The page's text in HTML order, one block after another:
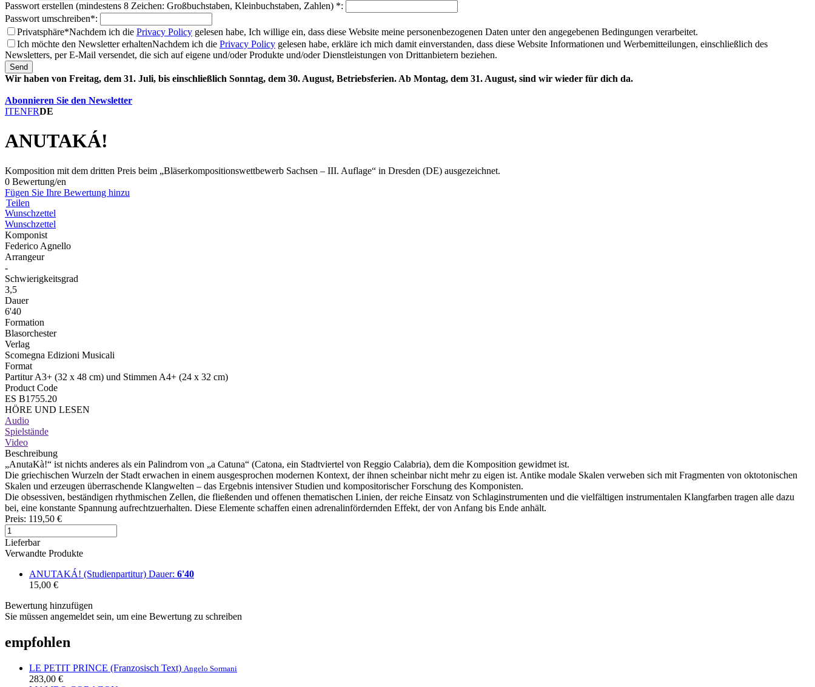
Passwort erstellen (mindestens 8 Zeichen: Großbuchstaben, Kleinbuchstaben, Zahlen) *:
Passwort umschreiben*:
Privatsphäre*Nachdem ich die Privacy Policy gelesen habe, Ich willige ein, dass diese Website meine personenbezogenen Daten unter den angegebenen Bedingungen verarbeitet.
Ich möchte den Newsletter erhaltenNachdem ich die Privacy Policy gelesen habe, erkläre ich mich damit einverstanden, dass diese Website Informationen und Werbemitteilungen, einschließlich des
Newsletters, per E-Mail versendet, die sich auf eigene und/oder Produkte und/oder Dienstleistungen von Drittanbietern beziehen.
Send
Wir haben von Freitag, dem 31. Juli, bis einschließlich Sonntag, dem 30. August, Betriebsferien. Ab Montag, dem 31. August, sind wir wieder für dich da.
Abonnieren Sie den Newsletter
ITENFRDE
ANUTAKÁ!
Komposition mit dem dritten Preis beim „Bläserkompositionswettbewerb Sachsen – III. Auflage“ in Dresden (DE) ausgezeichnet.
0 Bewertung/en
Fügen Sie Ihre Bewertung hinzu
Teilen
Wunschzettel
Wunschzettel
Komponist
Federico Agnello
Arrangeur
-
Schwierigkeitsgrad
3,5
Dauer
6'40
Formation
Blasorchester
Verlag
Scomegna Edizioni Musicali
Format
Partitur A3+ (32 x 48 cm) und Stimmen A4+ (24 x 32 cm)
Product Code
ES B1755.20
HÖRE UND LESEN
Audio
Spielstände
Video
Beschreibung
„AnutaKà!“ ist nichts anderes als ein Palindrom von „a Catuna“ (Catona, ein Stadtviertel von Reggio Calabria), dem die Komposition gewidmet ist.
Die griechischen Wurzeln der Stadt erwachen in einem ausgesprochen modernen Kontext, der ihnen scheinbar nicht mehr zu eigen ist. Antike modale Skalen verweben sich mit Fragmenten von oktotonischen
Skalen und erzeugen überraschende Klangwelten – das Ergebnis intensiver Studien und kompositorischer Forschung des Komponisten.
Die obsessiven, beständigen rhythmischen Zellen, die fließenden und offenen thematischen Linien, der reiche Einsatz von Schlaginstrumenten und die vielfältigen instrumentalen Klangfarben tragen alle dazu
bei, eine konstante Spannung aufrechtzuerhalten. Diese Elemente schaffen einen adrenalinfördernden Effekt, der von Anfang bis Ende anhält.
Preis: 119,50 €
Lieferbar
Verwandte Produkte
ANUTAKÁ! (Studienpartitur) Dauer: 6'40
15,00 €
Bewertung hinzufügen
Sie müssen angemeldet sein, um eine Bewertung zu schreiben
empfohlen
LE PETIT PRINCE (Franzosisch Text) Angelo Sormani
283,00 €